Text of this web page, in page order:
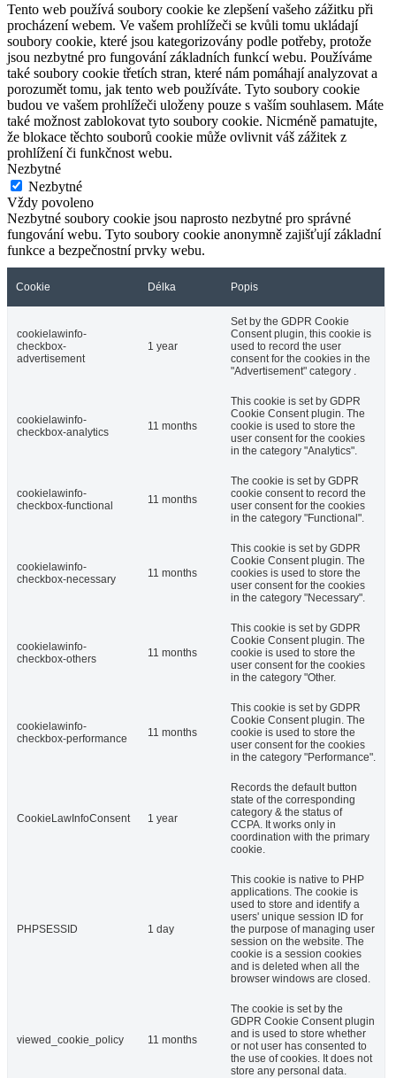
Tento web používá soubory cookie ke zlepšení vašeho zážitku při
procházení webem. Ve vašem prohlížeči se kvůli tomu ukládají
soubory cookie, které jsou kategorizovány podle potřeby, protože
jsou nezbytné pro fungování základních funkcí webu. Používáme
také soubory cookie třetích stran, které nám pomáhají analyzovat a
porozumět tomu, jak tento web používáte. Tyto soubory cookie
budou ve vašem prohlížeči uloženy pouze s vaším souhlasem. Máte
také možnost zablokovat tyto soubory cookie. Nicméně pamatujte,
že blokace těchto souborů cookie může ovlivnit váš zážitek z
prohlížení či funkčnost webu.
Nezbytné
Nezbytné
Vždy povoleno
Nezbytné soubory cookie jsou naprosto nezbytné pro správné
fungování webu. Tyto soubory cookie anonymně zajišťují základní
funkce a bezpečnostní prvky webu.
Cookie Délka Popis
cookielawinfo-
checkbox-
advertisement
1 year
Set by the GDPR Cookie
Consent plugin, this cookie is
used to record the user
consent for the cookies in the
"Advertisement" category .
cookielawinfo-
checkbox-analytics
11 months
This cookie is set by GDPR
Cookie Consent plugin. The
cookie is used to store the
user consent for the cookies
in the category "Analytics".
cookielawinfo-
checkbox-functional
11 months
The cookie is set by GDPR
cookie consent to record the
user consent for the cookies
in the category "Functional".
cookielawinfo-
checkbox-necessary
11 months
This cookie is set by GDPR
Cookie Consent plugin. The
cookies is used to store the
user consent for the cookies
in the category "Necessary".
cookielawinfo-
checkbox-others
11 months
This cookie is set by GDPR
Cookie Consent plugin. The
cookie is used to store the
user consent for the cookies
in the category "Other.
cookielawinfo-
checkbox-performance
11 months
This cookie is set by GDPR
Cookie Consent plugin. The
cookie is used to store the
user consent for the cookies
in the category "Performance".
CookieLawInfoConsent 1 year
Records the default button
state of the corresponding
category & the status of
CCPA. It works only in
coordination with the primary
cookie.
PHPSESSID 1 day
This cookie is native to PHP
applications. The cookie is
used to store and identify a
users' unique session ID for
the purpose of managing user
session on the website. The
cookie is a session cookies
and is deleted when all the
browser windows are closed.
viewed_cookie_policy 11 months
The cookie is set by the
GDPR Cookie Consent plugin
and is used to store whether
or not user has consented to
the use of cookies. It does not
store any personal data.